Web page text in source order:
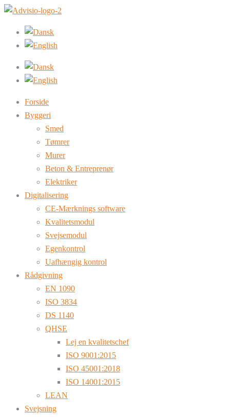
Forside
Byggeri
Smed
Tømrer
Murer
Beton & Entreprenør
Elektriker
Digitalisering
CE-Mærknings software
Kvalitetsmodul
Svejsemodul
Egenkontrol
Uafhængig kontrol
Rådgivning
EN 1090
ISO 3834
DS 1140
QHSE
Lej en kvalitetschef
ISO 9001:2015
ISO 45001:2018
ISO 14001:2015
LEAN
Svejsning